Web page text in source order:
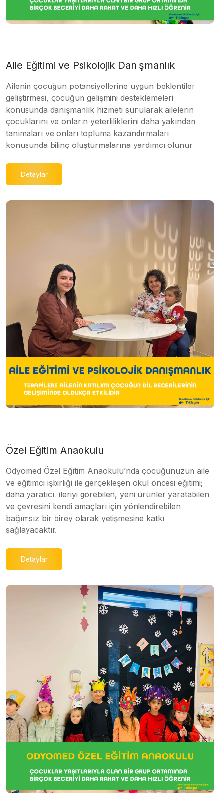
Aile Eğitimi ve Psikolojik Danışmanlık
Ailenin çocuğun potansiyellerine uygun beklentiler
geliştirmesi, çocuğun gelişmini desteklemeleri
konusunda danışmanlık hizmeti sunularak ailelerin
çocuklarını ve onların yeterliliklerini daha yakından
tanımaları ve onları topluma kazandırmaları
konusunda bilinç oluşturmalarına yardımcı olunur.
Detaylar
Özel Eğitim Anaokulu
Odyomed Özel Eğitim Anaokulu’nda çocuğunuzun aile
ve eğitimci işbirliği ile gerçekleşen okul öncesi eğitimi;
daha yaratıcı, ileriyi görebilen, yeni ürünler yaratabilen
ve çevresini kendi amaçları için yönlendirebilen
bağımsız bir birey olarak yetişmesine katkı
sağlayacaktır.
Detaylar